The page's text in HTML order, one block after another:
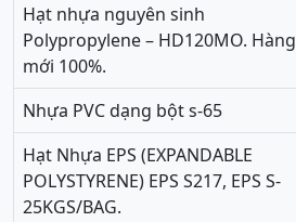
Hạt nhựa nguyên sinh
Polypropylene – HD120MO. Hàng
mới 100%.
Nhựa PVC dạng bột s-65
Hạt Nhựa EPS (EXPANDABLE
POLYSTYRENE) EPS S217, EPS S-
25KGS/BAG.